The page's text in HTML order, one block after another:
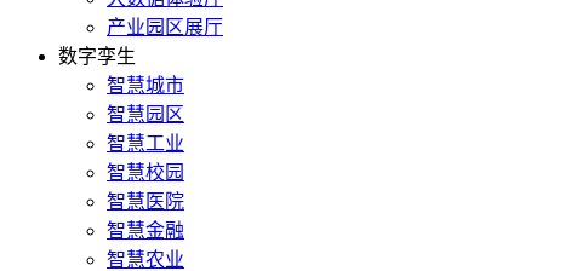
产业园区展厅
数字孪生
智慧城市
智慧园区
智慧工业
智慧校园
智慧医院
智慧金融
智慧农业